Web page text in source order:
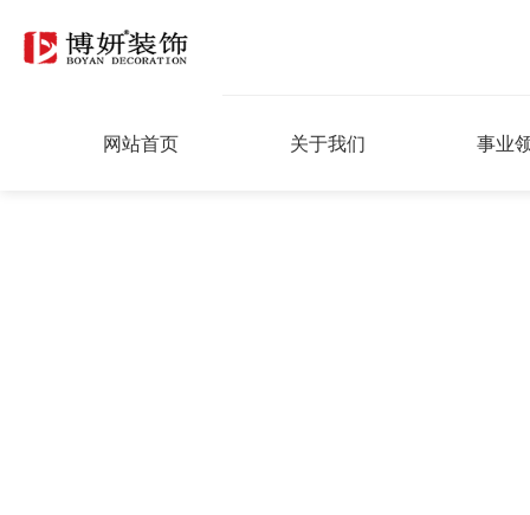
网站首页 关于我们 事业